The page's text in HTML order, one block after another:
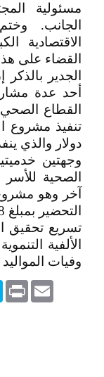
مسئولية
الجانب.
الاقتصادية
القضاء على
الجدير
أحد عدة
القطاع
دولار والذي
وجهتين
الصحية
آخر وهو
تسريع تحقيق
الألفية
وفيات
PrintEmail